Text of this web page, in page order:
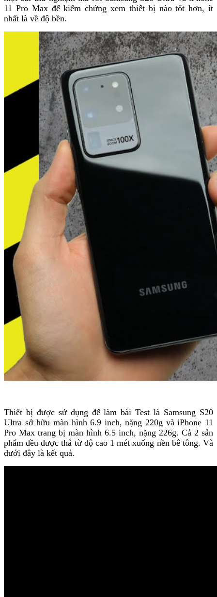
11 Pro Max để kiểm chứng xem thiết bị nào tốt hơn, ít
nhất là về độ bền.
Thiết bị được sử dụng để làm bài Test là Samsung S20
Ultra sở hữu màn hình 6.9 inch, nặng 220g và iPhone 11
Pro Max trang bị màn hình 6.5 inch, nặng 226g. Cả 2 sản
phẩm đều được thả từ độ cao 1 mét xuống nền bê tông. Và
dưới đây là kết quả.